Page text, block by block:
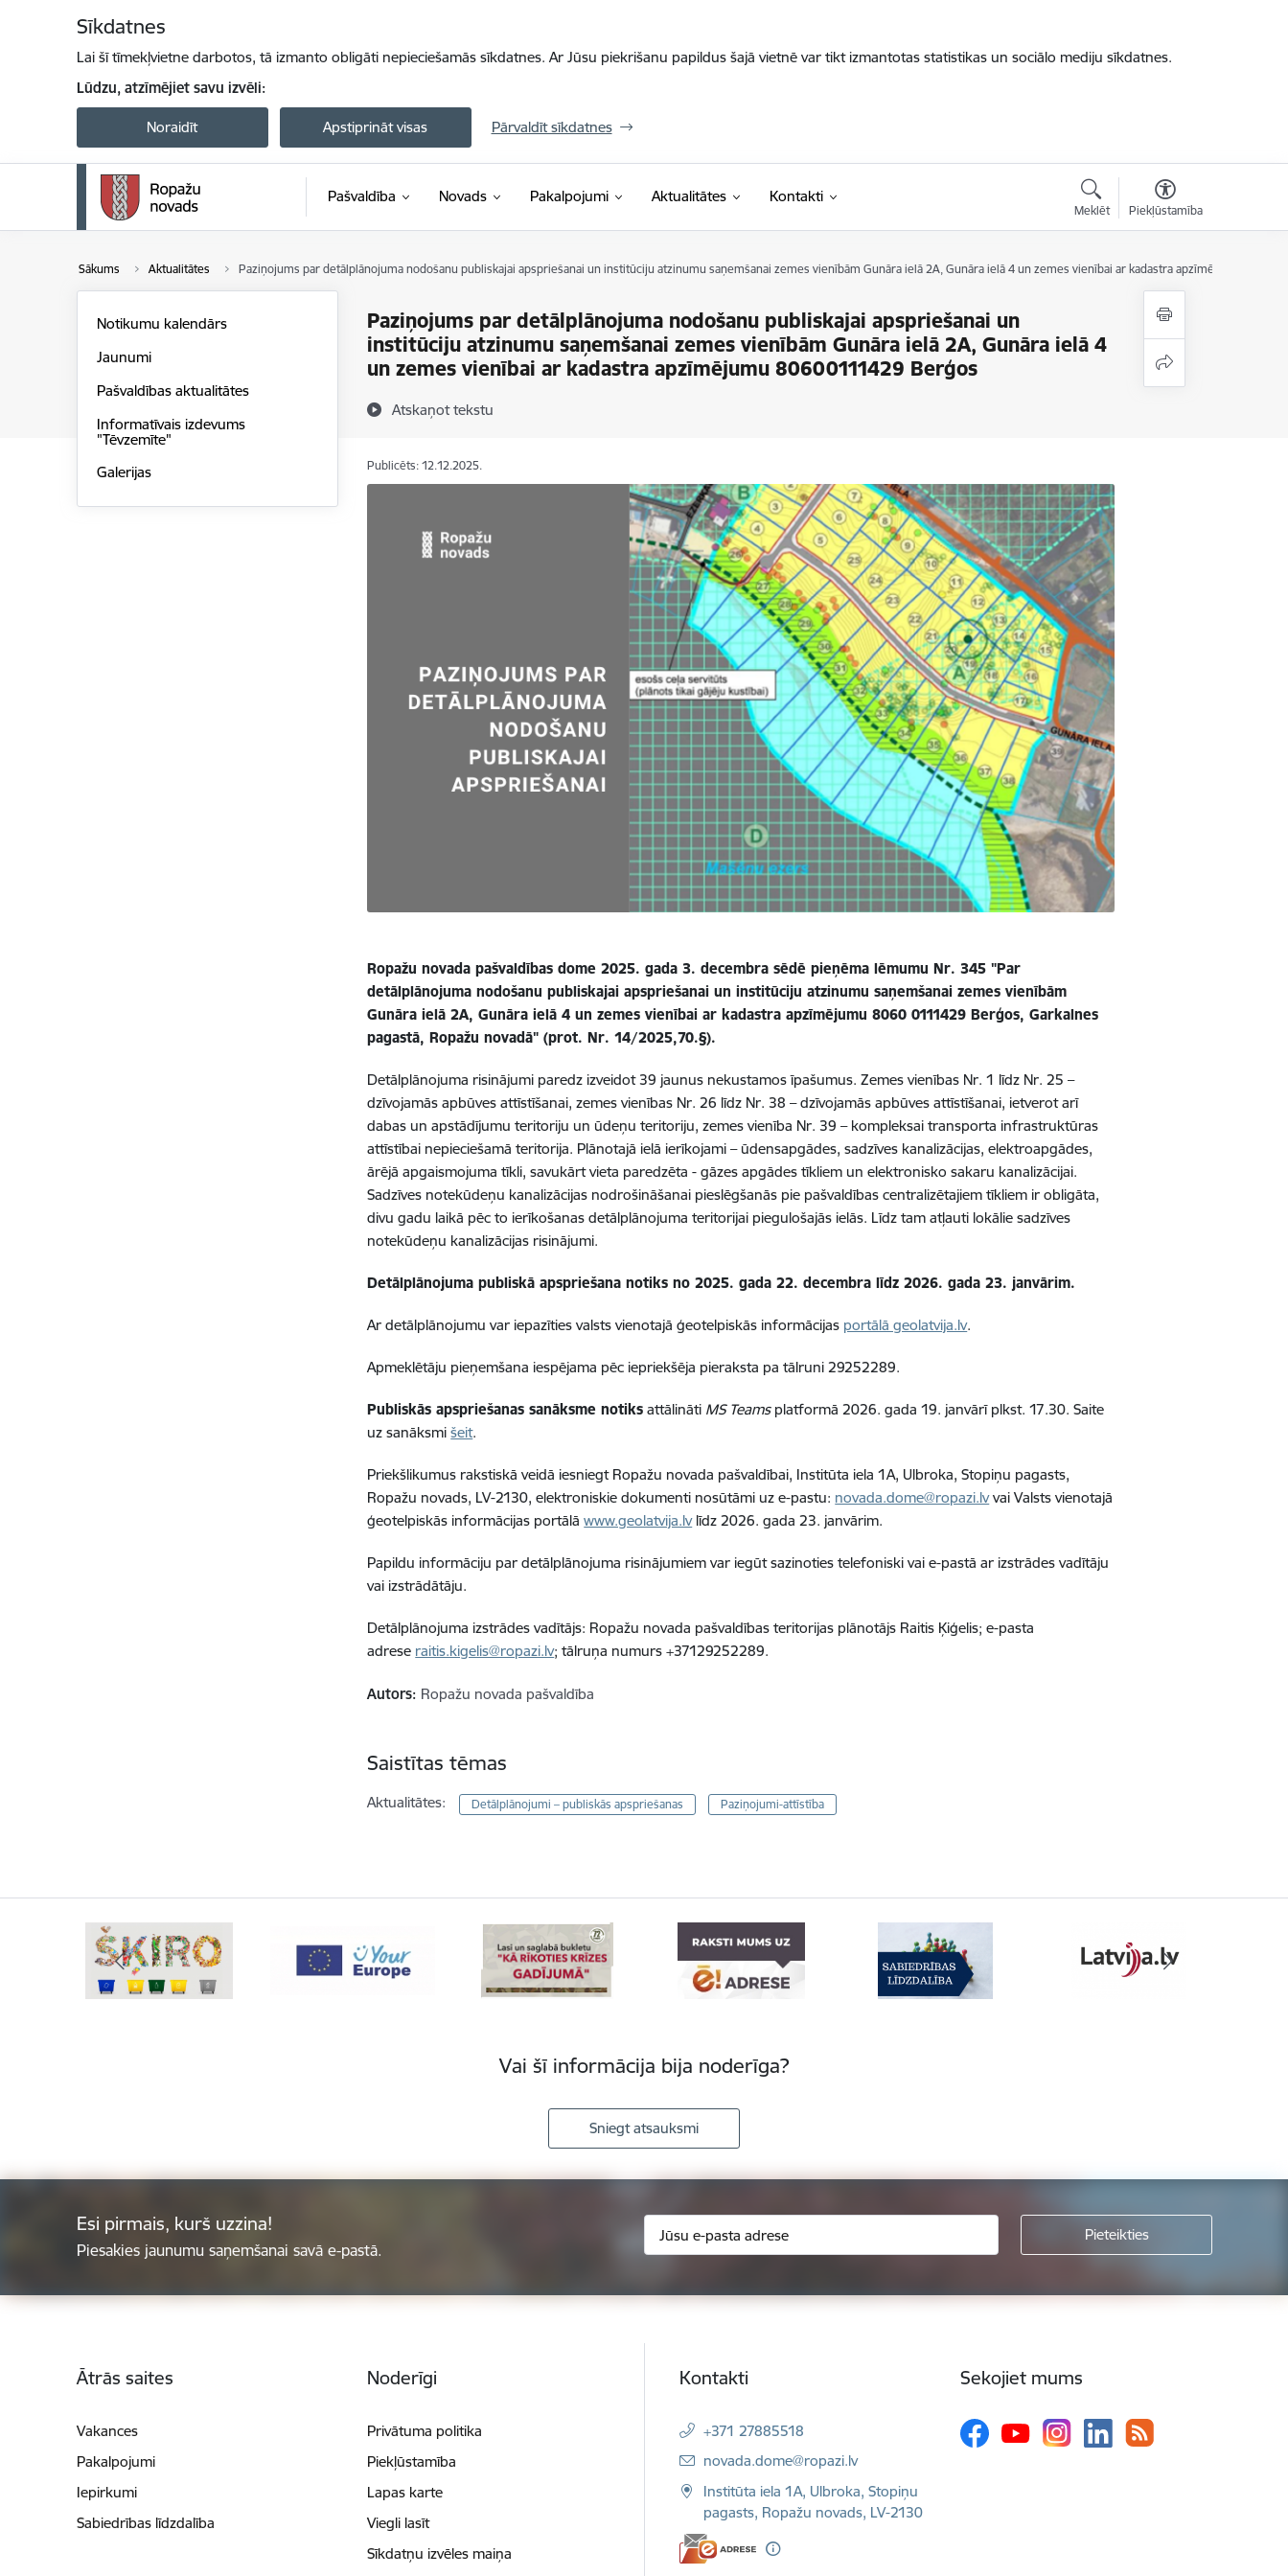
Sīkdatnes
Lai šī tīmekļvietne darbotos, tā izmanto obligāti nepieciešamās sīkdatnes. Ar Jūsu piekrišanu papildus šajā vietnē var tikt izmantotas statistikas un sociālo mediju sīkdatnes.
Lūdzu, atzīmējiet savu izvēli:
Noraidīt Apstiprināt visas Pārvaldīt sīkdatnes
Pašvaldība Novads Pakalpojumi Aktualitātes Kontakti
Meklēt Piekļūstamība
Sākums Aktualitātes Paziņojums par detālplānojuma nodošanu publiskajai apspriešanai un institūciju atzinumu saņemšanai zemes vienībām Gunāra ielā 2A, Gunāra ielā 4 un zemes vienībai ar kadastra apzīmējumu
Paziņojums par detālplānojuma nodošanu publiskajai apspriešanai un
institūciju atzinumu saņemšanai zemes vienībām Gunāra ielā 2A, Gunāra ielā 4
un zemes vienībai ar kadastra apzīmējumu 80600111429 Berģos
Atskaņot tekstu
Notikumu kalendārs
Jaunumi
Pašvaldības aktualitātes
Informatīvais izdevums
"Tēvzemīte"
Galerijas
Publicēts: 12.12.2025.
Ropažu novada pašvaldības dome 2025. gada 3. decembra sēdē pieņēma lēmumu Nr. 345 "Par
detālplānojuma nodošanu publiskajai apspriešanai un institūciju atzinumu saņemšanai zemes vienībām
Gunāra ielā 2A, Gunāra ielā 4 un zemes vienībai ar kadastra apzīmējumu 8060 0111429 Berģos, Garkalnes
pagastā, Ropažu novadā" (prot. Nr. 14/2025,70.§).
Detālplānojuma risinājumi paredz izveidot 39 jaunus nekustamos īpašumus. Zemes vienības Nr. 1 līdz Nr. 25–
dzīvojamās apbūves attīstīšanai, zemes vienības Nr. 26 līdz Nr. 38–dzīvojamās apbūves attīstīšanai, ietverot arī
dabas un apstādījumu teritoriju un ūdeņu teritoriju, zemes vienība Nr. 39–kompleksai transporta infrastruktūras
attīstībai nepieciešamā teritorija. Plānotajā ielā ierīkojami–ūdensapgādes, sadzīves kanalizācijas, elektroapgādes,
ārējā apgaismojuma tīkli, savukārt vieta paredzēta - gāzes apgādes tīkliem un elektronisko sakaru kanalizācijai.
Sadzīves notekūdeņu kanalizācijas nodrošināšanai pieslēgšanās pie pašvaldības centralizētajiem tīkliem ir obligāta,
divu gadu laikā pēc to ierīkošanas detālplānojuma teritorijai piegulošajās ielās. Līdz tam atļauti lokālie sadzīves
notekūdeņu kanalizācijas risinājumi.
Detālplānojuma publiskā apspriešana notiks no 2025. gada 22. decembra līdz 2026. gada 23. janvārim.
Ar detālplānojumu var iepazīties valsts vienotajā ģeotelpiskās informācijas portālā geolatvija.lv.
Apmeklētāju pieņemšana iespējama pēc iepriekšēja pieraksta pa tālruni 29252289.
Publiskās apspriešanas sanāksmenotiks attālināti MS Teamsplatformā 2026. gada 19. janvārī plkst. 17.30. Saite
uz sanāksmišeit.
Priekšlikumus rakstiskā veidā iesniegt Ropažu novada pašvaldībai, Institūta iela 1A, Ulbroka, Stopiņu pagasts,
Ropažu novads, LV-2130, elektroniskie dokumenti nosūtāmi uz e-pastu: novada.dome@ropazi.lv vai Valsts vienotajā
ģeotelpiskās informācijas portālā www.geolatvija.lv līdz 2026. gada 23. janvārim.
Papildu informāciju par detālplānojuma risinājumiem var iegūt sazinoties telefoniski vai e-pastā ar izstrādes vadītāju
vai izstrādātāju.
Detālplānojuma izstrādes vadītājs: Ropažu novada pašvaldības teritorijas plānotājs Raitis Ķiģelis; e-pasta
adrese raitis.kigelis@ropazi.lv; tālruņa numurs +37129252289.
Autors: Ropažu novada pašvaldība
Saistītas tēmas
Aktualitātes: Detālplānojumi – publiskās apspriešanas Paziņojumi-attīstība
Vai šī informācija bija noderīga?
Sniegt atsauksmi
Esi pirmais, kurš uzzina!
Piesakies jaunumu saņemšanai savā e-pastā.
Ātrās saites
Vakances
Pakalpojumi
Iepirkumi
Sabiedrības līdzdalība
Noderīgi
Privātuma politika
Piekļūstamība
Lapas karte
Viegli lasīt
Sīkdatņu izvēles maiņa
Kontakti
+371 27885518
E-pasts:
novada.dome@ropazi.lv
Institūta iela 1A, Ulbroka, Stopiņu
pagasts, Ropažu novads, LV-2130
Sekojiet mums